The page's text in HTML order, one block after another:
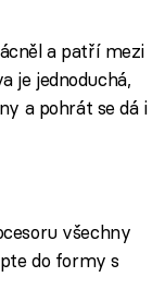
a patří mezi
je jednoduchá,
a pohrát se dá i
všechny
do formy s